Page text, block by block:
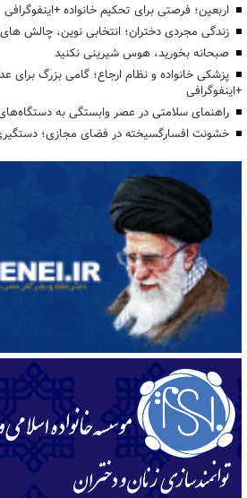
اربعین؛ فرصتی برای تحکیم خانواده +اینفوگرافی
زندگی مجردی دختران؛ انتخابی نوین، چالش های
صبحانه بخورید، هوس شیرینی نکنید
پزشکی خانواده و نظام ارجاع؛ گامی بزرگ برای
+اینفوگرافی
راهنمای سلامتی در عصر وابستگی به
خشونت افسارگسیخته در فضای مجازی؛